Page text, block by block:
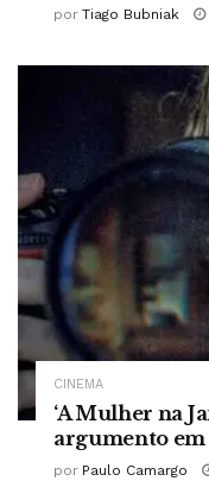
por Tiago Bubniak
CINEMA
‘A Mulher na
argumento em
por Paulo Camargo